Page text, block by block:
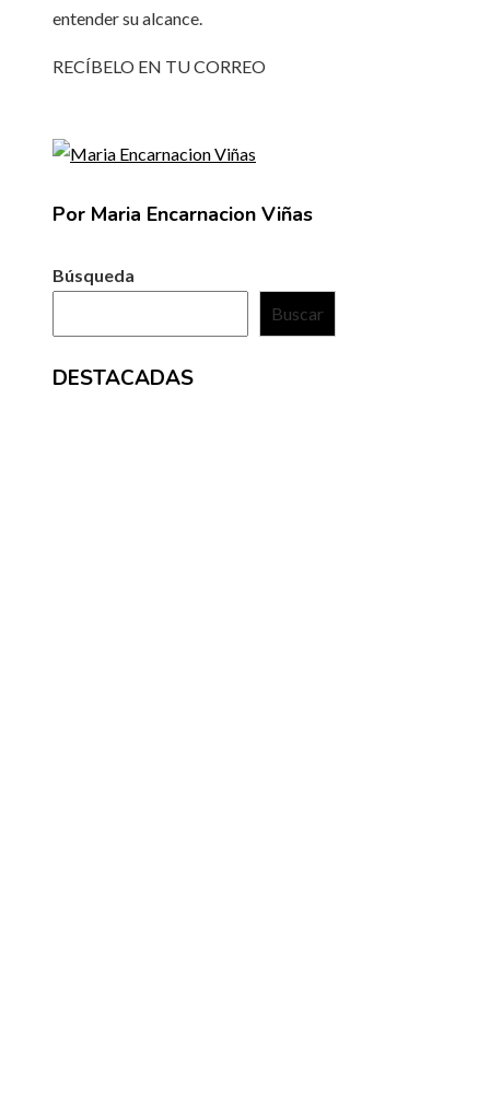
entender su alcance.
RECÍBELO EN TU CORREO
Por Maria Encarnacion Viñas
Búsqueda
Buscar
DESTACADAS